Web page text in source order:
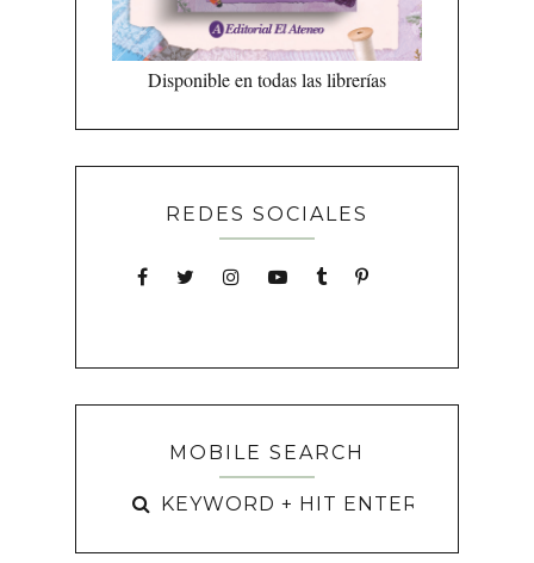
Disponible en todas las librerías
REDES SOCIALES
MOBILE SEARCH